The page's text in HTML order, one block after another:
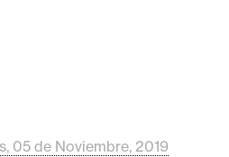
05 de Noviembre, 2019